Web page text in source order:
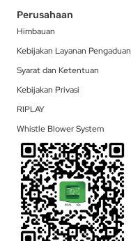
Perusahaan
Himbauan
Kebijakan Layanan Pengaduan
Syarat dan Ketentuan
Kebijakan Privasi
RIPLAY
Whistle Blower System